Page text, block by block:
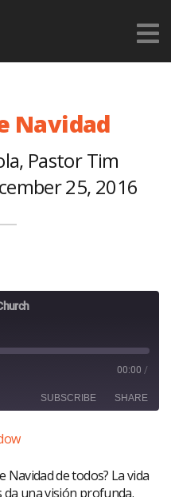
Navidad
, Pastor Tim
25, 2016
00:00 /
SUBSCRIBE SHARE
Navidad de todos? La vida
da una visión profunda.